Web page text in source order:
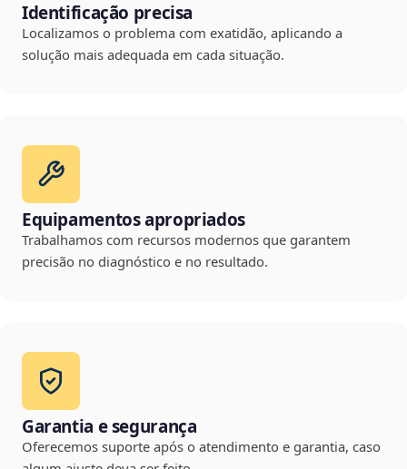
Identificação precisa
Localizamos o problema com exatidão, aplicando a
solução mais adequada em cada situação.
Equipamentos apropriados
Trabalhamos com recursos modernos que garantem
precisão no diagnóstico e no resultado.
Garantia e segurança
Oferecemos suporte após o atendimento e garantia, caso